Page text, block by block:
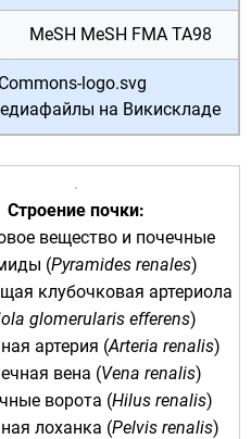
MeSH MeSH FMA TA98
на Викискладе
Строение почки:
вещество и почечные
(Pyramides renales)
клубочковая артериола
glomerularis efferens)
артерия (Arteria renalis)
вена (Vena renalis)
ворота (Hilus renalis)
лоханка (Pelvis renalis)